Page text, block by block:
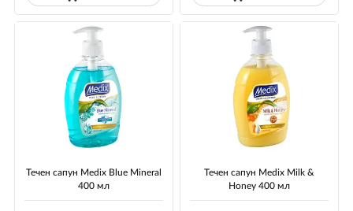
Течен сапун Medix Blue Mineral
400 мл
Течен сапун Medix Milk &
Honey 400 мл